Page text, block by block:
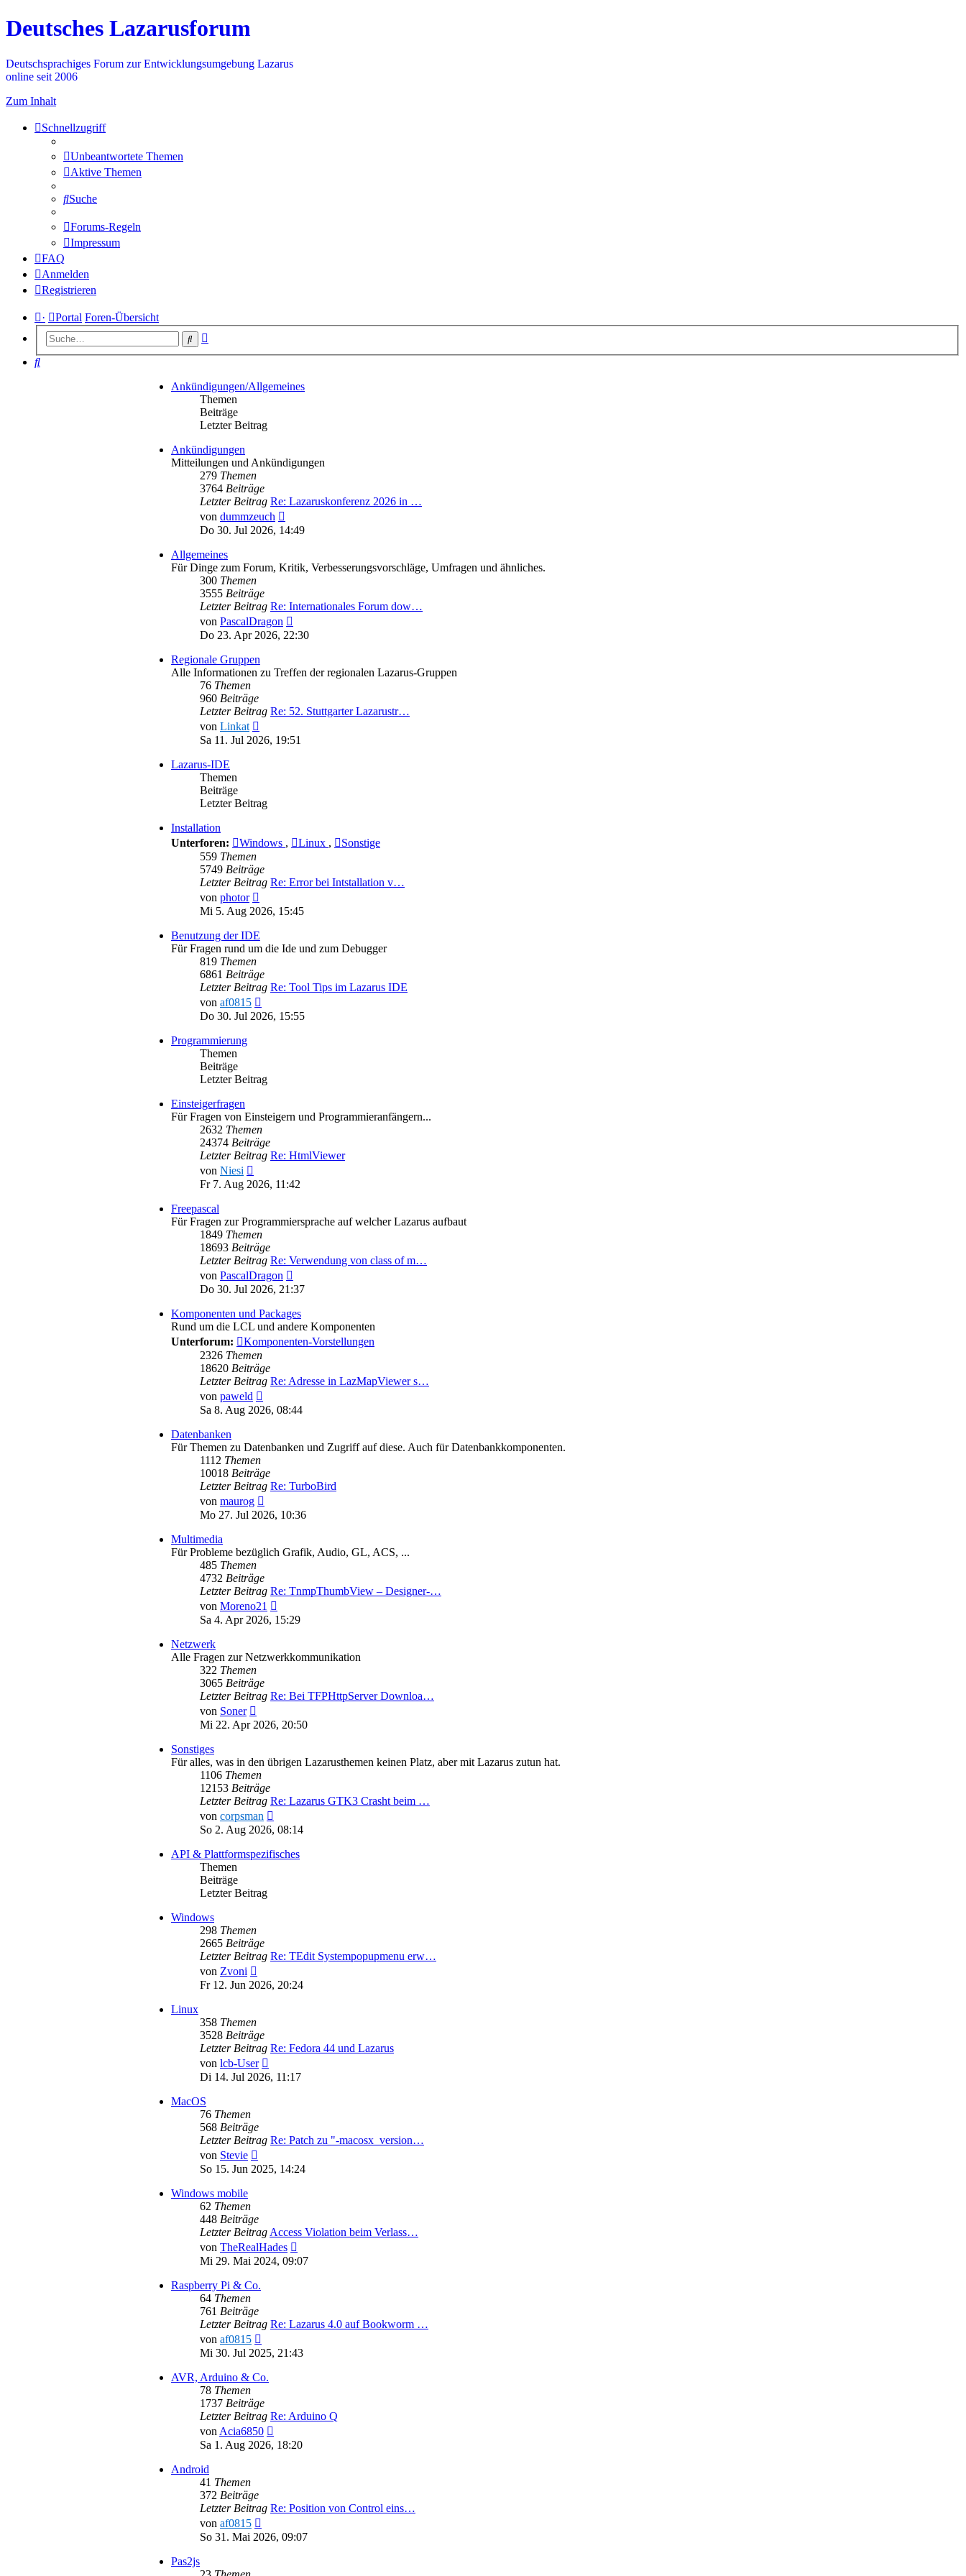
Deutsches Lazarusforum
Deutschsprachiges Forum zur Entwicklungsumgebung Lazarus
online seit 2006
Zum Inhalt
Schnellzugriff
Unbeantwortete Themen
Aktive Themen
Suche
Forums-Regeln
Impressum
FAQ
Anmelden
Registrieren
· Portal Foren-Übersicht
Suche
Suche
Ankündigungen/Allgemeines
Themen
Beiträge
Letzter Beitrag
Ankündigungen
Mitteilungen und Ankündigungen
279 Themen
3764 Beiträge
Letzter Beitrag Re: Lazaruskonferenz 2026 in …
von dummzeuch
Beitrag
Do 30. Jul 2026, 14:49
Allgemeines
Für Dinge zum Forum, Kritik, Verbesserungsvorschläge, Umfragen und ähnliches.
300 Themen
3555 Beiträge
Letzter Beitrag Re: Internationales Forum dow…
von PascalDragon
Beitrag
Do 23. Apr 2026, 22:30
Regionale Gruppen
Alle Informationen zu Treffen der regionalen Lazarus-Gruppen
76 Themen
960 Beiträge
Letzter Beitrag Re: 52. Stuttgarter Lazarustr…
von Linkat
Beitrag
Sa 11. Jul 2026, 19:51
Lazarus-IDE
Themen
Beiträge
Letzter Beitrag
Installation
Unterforen:
Windows , Linux ,
Sonstige
559 Themen
5749 Beiträge
Letzter Beitrag Re: Error bei Intstallation v…
von photor
Beitrag
Mi 5. Aug 2026, 15:45
Benutzung der IDE
Für Fragen rund um die Ide und zum Debugger
819 Themen
6861 Beiträge
Letzter Beitrag Re: Tool Tips im Lazarus IDE
von af0815
Beitrag
Do 30. Jul 2026, 15:55
Programmierung
Themen
Beiträge
Letzter Beitrag
Einsteigerfragen
Für Fragen von Einsteigern und Programmieranfängern...
2632 Themen
24374 Beiträge
Letzter Beitrag Re: HtmlViewer
von Niesi
Beitrag
Fr 7. Aug 2026, 11:42
Freepascal
Für Fragen zur Programmiersprache auf welcher Lazarus aufbaut
1849 Themen
18693 Beiträge
Letzter Beitrag Re: Verwendung von class of m…
von PascalDragon
Beitrag
Do 30. Jul 2026, 21:37
Komponenten und Packages
Rund um die LCL und andere Komponenten
Unterforum:
Komponenten-Vorstellungen
2326 Themen
18620 Beiträge
Letzter Beitrag Re: Adresse in LazMapViewer s…
von paweld
Beitrag
Sa 8. Aug 2026, 08:44
Datenbanken
Für Themen zu Datenbanken und Zugriff auf diese. Auch für Datenbankkomponenten.
1112 Themen
10018 Beiträge
Letzter Beitrag Re: TurboBird
von maurog
Beitrag
Mo 27. Jul 2026, 10:36
Multimedia
Für Probleme bezüglich Grafik, Audio, GL, ACS, ...
485 Themen
4732 Beiträge
Letzter Beitrag Re: TnmpThumbView – Designer-…
von Moreno21
Beitrag
Sa 4. Apr 2026, 15:29
Netzwerk
Alle Fragen zur Netzwerkkommunikation
322 Themen
3065 Beiträge
Letzter Beitrag Re: Bei TFPHttpServer Downloa…
von Soner
Beitrag
Mi 22. Apr 2026, 20:50
Sonstiges
Für alles, was in den übrigen Lazarusthemen keinen Platz, aber mit Lazarus zutun hat.
1106 Themen
12153 Beiträge
Letzter Beitrag Re: Lazarus GTK3 Crasht beim …
von corpsman
Beitrag
So 2. Aug 2026, 08:14
API & Plattformspezifisches
Themen
Beiträge
Letzter Beitrag
Windows
298 Themen
2665 Beiträge
Letzter Beitrag Re: TEdit Systempopupmenu erw…
von Zvoni
Beitrag
Fr 12. Jun 2026, 20:24
Linux
358 Themen
3528 Beiträge
Letzter Beitrag Re: Fedora 44 und Lazarus
von lcb-User
Beitrag
Di 14. Jul 2026, 11:17
MacOS
76 Themen
568 Beiträge
Letzter Beitrag Re: Patch zu "-macosx_version…
von Stevie
Beitrag
So 15. Jun 2025, 14:24
Windows mobile
62 Themen
448 Beiträge
Letzter BeitragAccess Violation beim Verlass…
von TheRealHades
Beitrag
Mi 29. Mai 2024, 09:07
Raspberry Pi & Co.
64 Themen
761 Beiträge
Letzter Beitrag Re: Lazarus 4.0 auf Bookworm …
von af0815
Beitrag
Mi 30. Jul 2025, 21:43
AVR, Arduino & Co.
78 Themen
1737 Beiträge
Letzter Beitrag Re: Arduino Q
vonAcia6850
Beitrag
Sa 1. Aug 2026, 18:20
Android
41 Themen
372 Beiträge
Letzter Beitrag Re: Position von Control eins…
von af0815
Beitrag
So 31. Mai 2026, 09:07
Pas2js